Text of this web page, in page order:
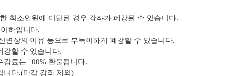
최소인원에 미달된 경우 강좌가 폐강될 수 있습니다.
하입니다.
변상의 이유 등으로 부득이하게 폐강할 수 있습니다.
강할 수 있습니다.
강료는 100% 환불됩니다.
니다.(마감 강좌 제외)